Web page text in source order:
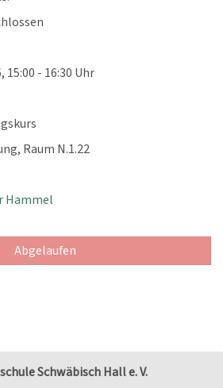
15:00 - 16:30 Uhr
Raum N.1.22
Hammel
Abgelaufen
Schwäbisch Hall e. V.